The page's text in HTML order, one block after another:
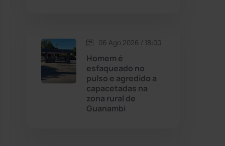
Cordeiros
Dom Basílio
06 Ago 2026 / 18:00
Homem é
esfaqueado no
pulso e agredido a
capacetadas na
zona rural de
Guanambi